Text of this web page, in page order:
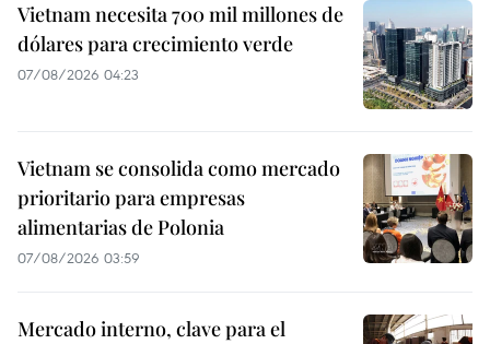
Vietnam necesita 700 mil millones de
dólares para crecimiento verde
07/08/2026 04:23
Vietnam se consolida como mercado
prioritario para empresas
alimentarias de Polonia
07/08/2026 03:59
Mercado interno, clave para el